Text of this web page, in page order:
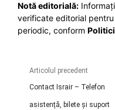
Notă editorială:
verificate editorial
periodic, conform
Articolul precedent
Contact Israir – Telefon
asistență, bilete și suport